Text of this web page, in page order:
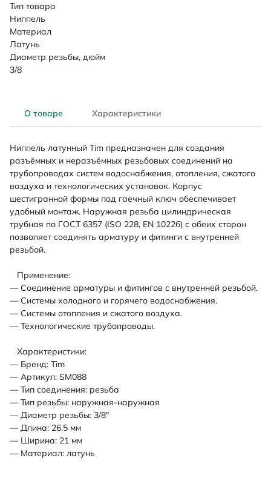
Тип товара
Ниппель
Материал
Латунь
Диаметр резьбы, дюйм
3/8
О товаре Характеристики
Ниппель латунный Tim предназначен для создания
разъёмных и неразъёмных резьбовых соединений на
трубопроводах систем водоснабжения, отопления, сжатого
воздуха и технологических установок. Корпус
шестигранной формы под гаечный ключ обеспечивает
удобный монтаж. Наружная резьба цилиндрическая
трубная по ГОСТ 6357 (ISO 228, EN 10226) с обеих сторон
позволяет соединять арматуру и фитинги с внутренней
резьбой.
Применение:
— Соединение арматуры и фитингов с внутренней резьбой.
— Системы холодного и горячего водоснабжения.
— Системы отопления и сжатого воздуха.
— Технологические трубопроводы.
Характеристики:
— Бренд: Tim
— Артикул: SM088
— Тип соединения: резьба
— Тип резьбы: наружная-наружная
— Диаметр резьбы: 3/8"
— Длина: 26.5 мм
— Ширина: 21 мм
— Материал: латунь